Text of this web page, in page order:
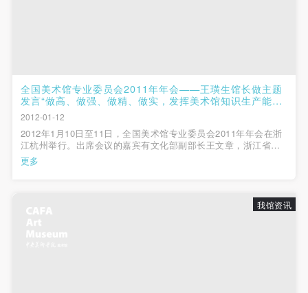
全国美术馆专业委员会2011年年会——王璜生馆长做主题
发言“做高、做强、做精、做实，发挥美术馆知识生产能量
和社会影响”
2012-01-12
2012年1月10日至11日，全国美术馆专业委员会2011年年会在浙
江杭州举行。出席会议的嘉宾有文化部副部长王文章，浙江省文
化厅厅长杨建新，全国美术馆专业委员会主任、中国美术馆馆长
范迪安，文化部艺术司副司长诸迪，全国美术馆专业委员会理
更多
我馆资讯